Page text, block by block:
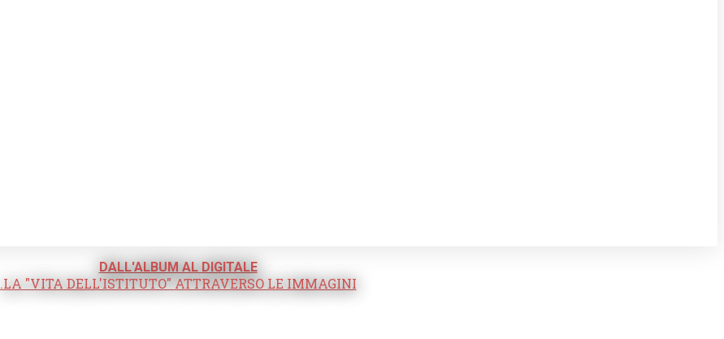
DALL'ALBUM AL DIGITALE
.LA "VITA DELL'ISTITUTO" ATTRAVERSO LE IMMAGINI